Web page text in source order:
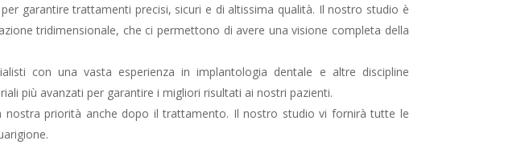
garantire trattamenti precisi, sicuri e di altissima qualità. Il nostro studio è
tridimensionale, che ci permettono di avere una visione completa della
con una vasta esperienza in implantologia dentale e altre discipline
più avanzati per garantire i migliori risultati ai nostri pazienti.
nostra priorità anche dopo il trattamento. Il nostro studio vi fornirà tutte le